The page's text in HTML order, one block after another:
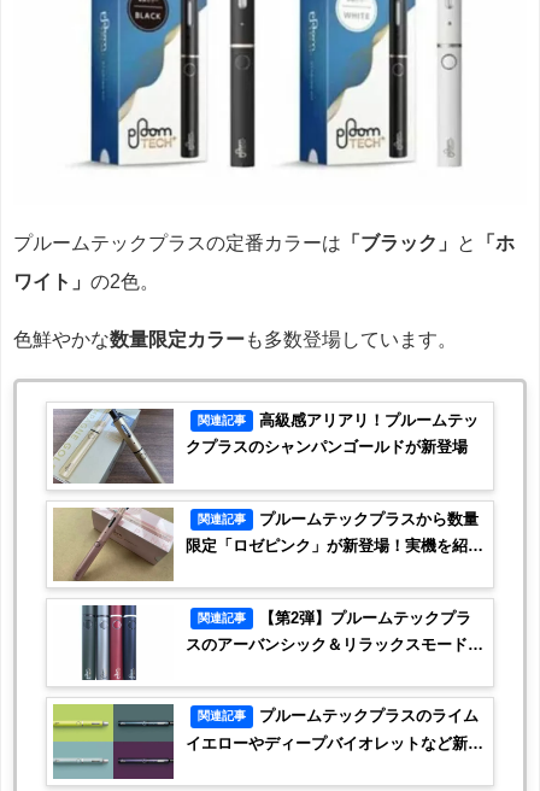
プルームテックプラスの定番カラーは 「ブラック」 と
「ホ
ワイト」 の2色。
色鮮やかな数量限定カラーも多数登場しています。
関連記事
高級感アリアリ！プルームテッ
クプラスのシャンパンゴールドが新登場
関連記事
プルームテックプラスから数量
限定「ロゼピンク」が新登場！実機を紹介
関連記事
【第2弾】プルームテックプラ
スのアーバンシック＆リラックスモードカ
関連記事
プルームテックプラスのライム
イエローやディープバイオレットなど新色